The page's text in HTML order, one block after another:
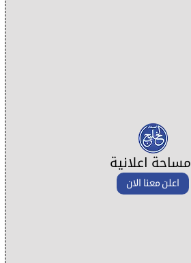
مساحة اعلانية
اعلن معنا الان